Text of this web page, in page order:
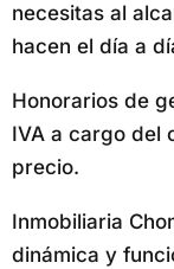
necesitas al
hacen el día a
Honorarios de
IVA a cargo del
precio.
Inmobiliaria
dinámica y